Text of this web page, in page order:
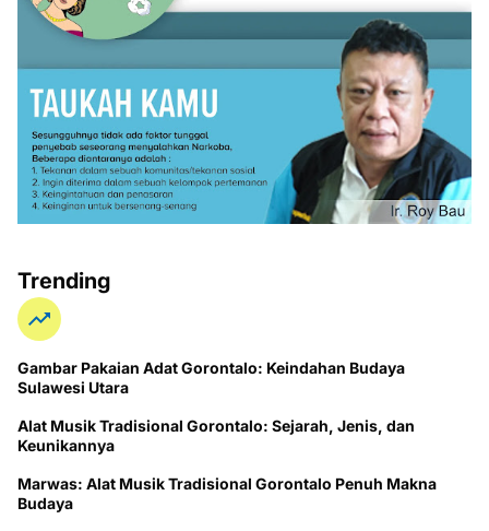
Trending
Gambar Pakaian Adat Gorontalo: Keindahan Budaya
Sulawesi Utara
Alat Musik Tradisional Gorontalo: Sejarah, Jenis, dan
Keunikannya
Marwas: Alat Musik Tradisional Gorontalo Penuh Makna
Budaya